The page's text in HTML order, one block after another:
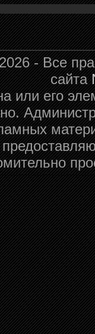
- Все
сайта
или его